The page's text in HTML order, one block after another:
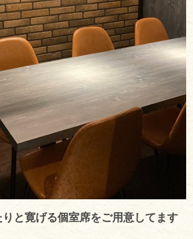
と寛げる個室席をご用意してます